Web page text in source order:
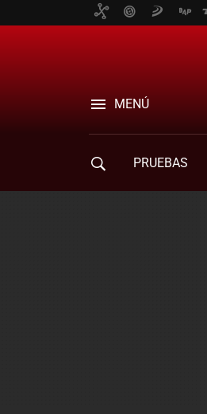
MENÚ
PRUEBAS